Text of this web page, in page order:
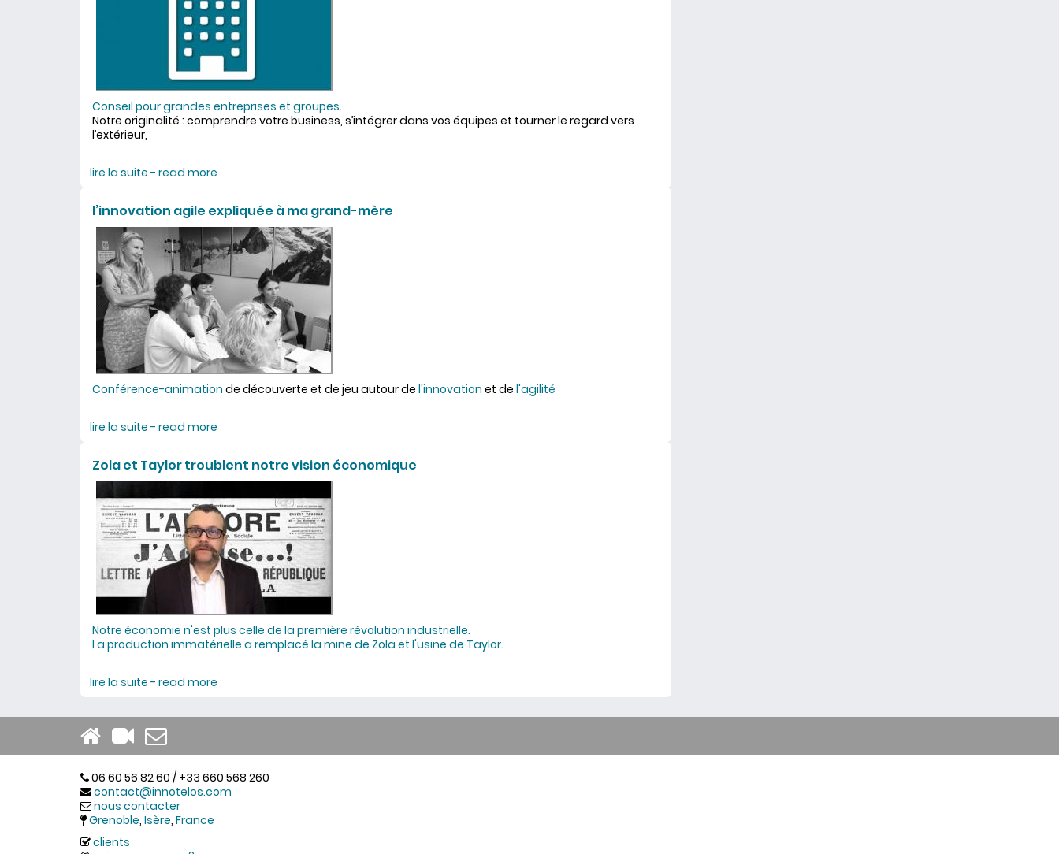
Conseil pour grandes entreprises et groupes.
Notre originalité : comprendre votre business, s’intégrer dans vos équipes et tourner le regard vers
l’extérieur,
lire la suite - read more
l’innovation agile expliquée à ma grand-mère
Conférence-animation de découverte et de jeu autour de l'innovation et de l'agilité
lire la suite - read more
Zola et Taylor troublent notre vision économique
Notre économie n'est plus celle de la première révolution industrielle.
La production immatérielle a remplacé la mine de Zola et l'usine de Taylor.
lire la suite - read more
06 60 56 82 60 / +33 660 568 260
contact@innotelos.com
nous contacter
Grenoble, Isère, France
clients